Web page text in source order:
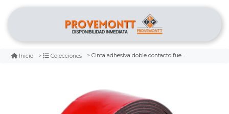
Inicio Colecciones Cinta adhesiva doble contacto fuerte 25.4mm x 1.53mt wokin